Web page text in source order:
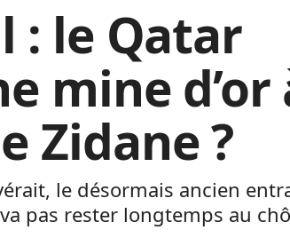
: le Qatar
mine d’or
Zidane ?
le désormais ancien
pas rester longtemps au